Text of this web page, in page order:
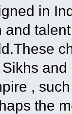
in
and
,
the